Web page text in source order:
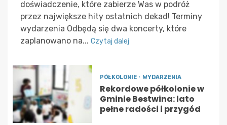
doświadczenie, które zabierze Was w podróż
przez największe hity ostatnich dekad! Terminy
wydarzenia Odbędą się dwa koncerty, które
zaplanowano na... Czytaj dalej
PÓŁKOLONIE WYDARZENIA
Rekordowe półkolonie w
Gminie Bestwina: lato
pełne radości i przygód